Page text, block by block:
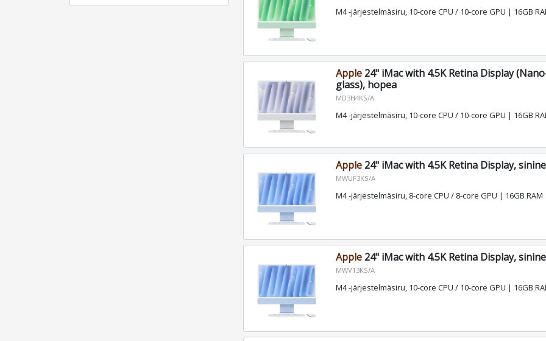
M4 -järjestelmäsiru, 10-core CPU / 10-core GPU | 16GB
Apple24" iMac with 4.5K Retina Display
glass), hopea
MD3H4KS/A
M4 -järjestelmäsiru, 10-core CPU / 10-core GPU | 16GB
Apple24" iMac with 4.5K Retina Display,
MWUF3KS/A
M4 -järjestelmäsiru, 8-core CPU / 8-core GPU | 16GB RAM
Apple24" iMac with 4.5K Retina Display,
MWV13KS/A
M4 -järjestelmäsiru, 10-core CPU / 10-core GPU | 16GB